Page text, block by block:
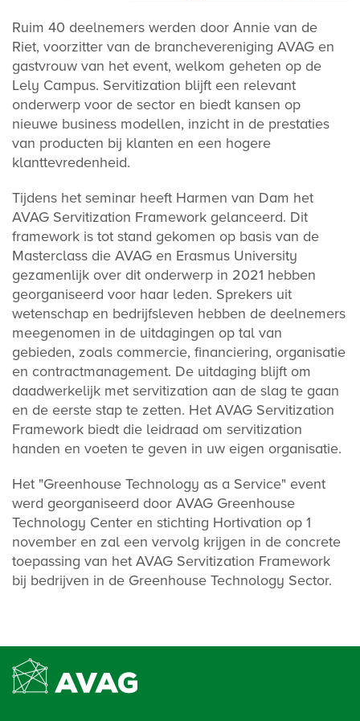
Ruim 40 deelnemers werden door Annie van de
Riet, voorzitter van de branchevereniging AVAG en
gastvrouw van het event, welkom geheten op de
Lely Campus. Servitization blijft een relevant
onderwerp voor de sector en biedt kansen op
nieuwe business modellen, inzicht in de prestaties
van producten bij klanten en een hogere
klanttevredenheid.
Tijdens het seminar heeft Harmen van Dam het
AVAG Servitization Framework gelanceerd. Dit
framework is tot stand gekomen op basis van de
Masterclass die AVAG en Erasmus University
gezamenlijk over dit onderwerp in 2021 hebben
georganiseerd voor haar leden. Sprekers uit
wetenschap en bedrijfsleven hebben de deelnemers
meegenomen in de uitdagingen op tal van
gebieden, zoals commercie, financiering, organisatie
en contractmanagement. De uitdaging blijft om
daadwerkelijk met servitization aan de slag te gaan
en de eerste stap te zetten. Het AVAG Servitization
Framework biedt die leidraad om servitization
handen en voeten te geven in uw eigen organisatie.
Het "Greenhouse Technology as a Service" event
werd georganiseerd door AVAG Greenhouse
Technology Center en stichting Hortivation op 1
november en zal een vervolg krijgen in de concrete
toepassing van het AVAG Servitization Framework
bij bedrijven in de Greenhouse Technology Sector.